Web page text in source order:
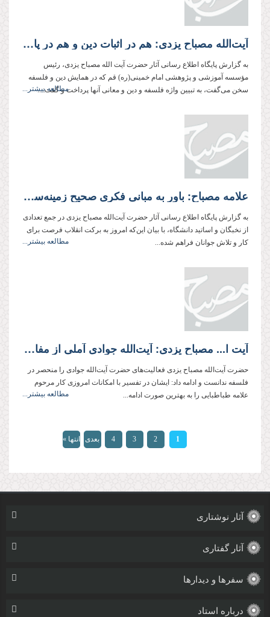
آیت‌الله مصباح یزدی: هم در اثبات دین و هم در پاسخ‌گویی به شبهات به فلسفه نیازمندیم
به گزارش پایگاه اطلاع رسانی آثار حضرت آیت الله مصباح یزدی، رئیس
مؤسسه آموزشی و پژوهشی امام خمینی(ره) قم که در همایش دین و فلسفه
سخن می‌گفت، به تبیین واژه فلسفه و دین و معانی آنها پرداخت و گفت:...
مطالعه بیشتر...
علامه مصباح: باور به مبانی فكری صحیح زمینه‌ساز تحولی عظیم به سوی كمال بی‌نهایت در جهان است
به گزارش پایگاه اطلاع رسانی آثار حضرت آیت‌‌الله مصباح یزدی در جمع تعدادی
از نخبگان و اساتید دانشگاه‌، با بیان این‌كه امروز به بركت انقلاب فرصت برای
كار و تلاش جوانان فراهم شده...
مطالعه بیشتر...
آیت ا... مصباح یزدی: آیت‌الله جوادی آملی از مفاخر جهان اسلام است
حضرت آیت‌الله‌ مصباح یزدی فعالیت‌های حضرت آیت‌الله جوادی را منحصر در
فلسفه ندانست و ادامه داد: ایشان در تفسیر با امکانات امروزی کار مرحوم
علامه طباطبایی را به بهترین صورت ادامه...
مطالعه بیشتر...
صفحه‌ها 1
2
3
4 بعدی انتها »
آثار نوشتاری
آثار گفتاری
سفرها و دیدارها
درباره استاد